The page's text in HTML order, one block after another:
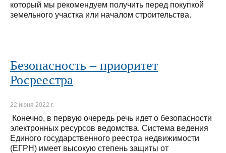
который мы рекомендуем получить перед покупкой
земельного участка или началом строительства.
Безопасность – приоритет
Росреестра
22 июня 2022 г.
Конечно, в первую очередь речь идет о безопасности
электронных ресурсов ведомства. Система ведения
Единого государственного реестра недвижимости
(ЕГРН) имеет высокую степень защиты от